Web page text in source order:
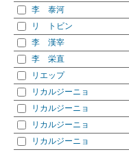
李 泰河
リ トビン
李 漢宰
李 栄直
リエップ
リカルジーニョ
リカルジーニョ
リカルジーニョ
リカルジーニョ